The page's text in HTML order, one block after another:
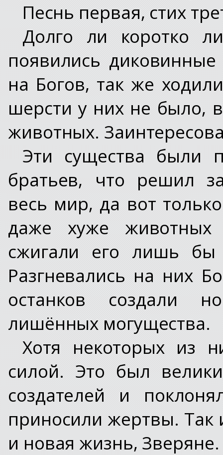
Песнь первая, стих
Долго ли коротко
появились
на Богов, так же
шерсти у них не было,
животных.
Эти существа были
братьев, что решил
весь мир, да вот
даже хуже
сжигали его лишь бы
Разгневались на них
останков создали
лишённых могущества.
Хотя некоторых из
силой. Это был
создателей и
приносили жертвы. Так
и новая жизнь, Зверяне.